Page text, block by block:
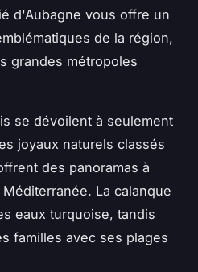
d'Aubagne vous offre un
de la région,
grandes métropoles
se dévoilent à seulement
joyaux naturels classés
des panoramas à
La calanque
eaux turquoise, tandis
familles avec ses plages